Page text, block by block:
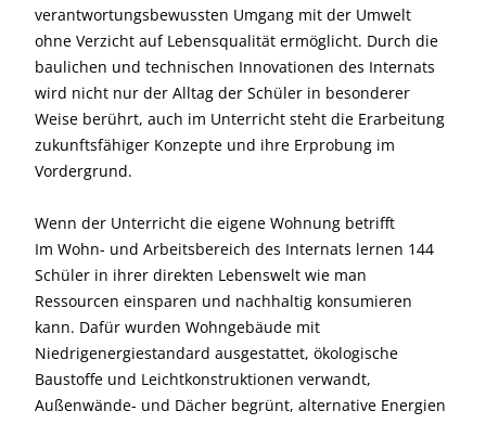
verantwortungsbewussten Umgang mit der Umwelt
ohne Verzicht auf Lebensqualität ermöglicht. Durch die
baulichen und technischen Innovationen des Internats
wird nicht nur der Alltag der Schüler in besonderer
Weise berührt, auch im Unterricht steht die Erarbeitung
zukunftsfähiger Konzepte und ihre Erprobung im
Vordergrund.
Wenn der Unterricht die eigene Wohnung betrifft
Im Wohn- und Arbeitsbereich des Internats lernen 144
Schüler in ihrer direkten Lebenswelt wie man
Ressourcen einsparen und nachhaltig konsumieren
kann. Dafür wurden Wohngebäude mit
Niedrigenergiestandard ausgestattet, ökologische
Baustoffe und Leichtkonstruktionen verwandt,
Außenwände- und Dächer begrünt, alternative Energien